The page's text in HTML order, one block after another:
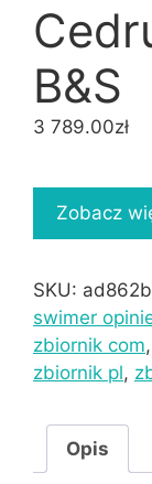
B&S
3 789.00zł
Zobacz
SKU:
swimer
zbiornik com,
zbiornik pl,
Opis